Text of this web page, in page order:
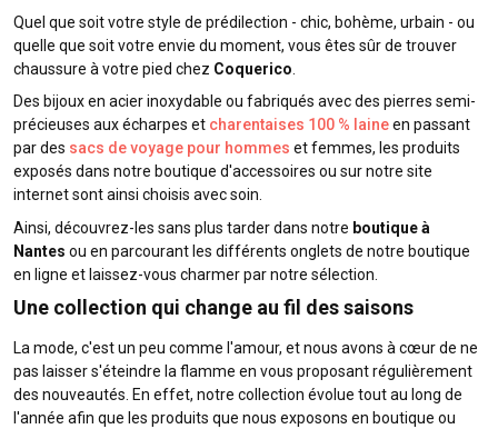
Quel que soit votre style de prédilection - chic, bohème, urbain - ou
quelle que soit votre envie du moment, vous êtes sûr de trouver
chaussure à votre pied chez Coquerico
Des bijoux en acier inoxydable ou fabriqués avec des pierres semi-
précieuses aux écharpes et charentaises 100 % laineen passant
par des sacs de voyage pour hommes et femmes, les produits
exposés dans notre boutique d'accessoires ou sur notre site
internet sont ainsi choisis avec soin.
Ainsi, découvrez-les sans plus tarder dans notre boutique à
Nantes ou en parcourant les différents onglets de notre boutique
en ligne et laissez-vous charmer par notre sélection.
Une collection qui change au fil des saisons
La mode, c'est un peu comme l'amour, et nous avons à cœur de ne
pas laisser s'éteindre la flamme en vous proposant régulièrement
des nouveautés. En effet, notre collection évolue tout au long de
l'année afin que les produits que nous exposons en boutique ou